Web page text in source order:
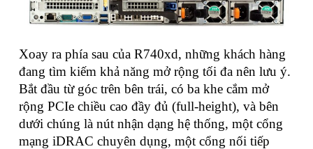
Xoay ra phía sau của R740xd, những khách hàng
đang tìm kiếm khả năng mở rộng tối đa nên lưu ý.
Bắt đầu từ góc trên bên trái, có ba khe cắm mở
rộng PCIe chiều cao đầy đủ (full-height), và bên
dưới chúng là nút nhận dạng hệ thống, một cổng
mạng iDRAC chuyên dụng, một cổng nối tiếp